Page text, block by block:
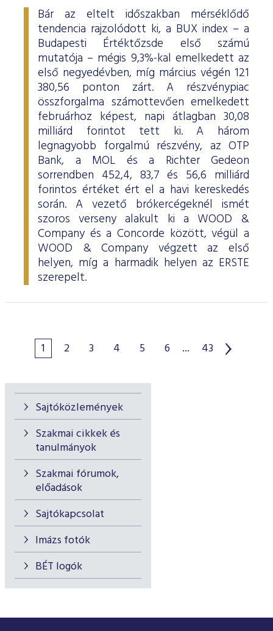
Sajtóközlemények
Szakmai cikkek és
tanulmányok
Szakmai fórumok,
előadások
Sajtókapcsolat
Imázs fotók
BÉT logók
Bár az eltelt időszakban mérséklődő
tendencia rajzolódott ki, a BUX index – a
Budapesti Értéktőzsde első számú
mutatója – mégis 9,3%-kal emelkedett az
első negyedévben, míg március végén 121
380,56 ponton zárt. A részvénypiac
összforgalma számottevően emelkedett
februárhoz képest, napi átlagban 30,08
milliárd forintot tett ki. A három
legnagyobb forgalmú részvény, az OTP
Bank, a MOL és a Richter Gedeon
sorrendben 452,4, 83,7 és 56,6 milliárd
forintos értéket ért el a havi kereskedés
során. A vezető brókercégeknél ismét
szoros verseny alakult ki a WOOD &
Company és a Concorde között, végül a
WOOD & Company végzett az első
helyen, míg a harmadik helyen az ERSTE
szerepelt.
1 2 3 4 5 6 ... 43